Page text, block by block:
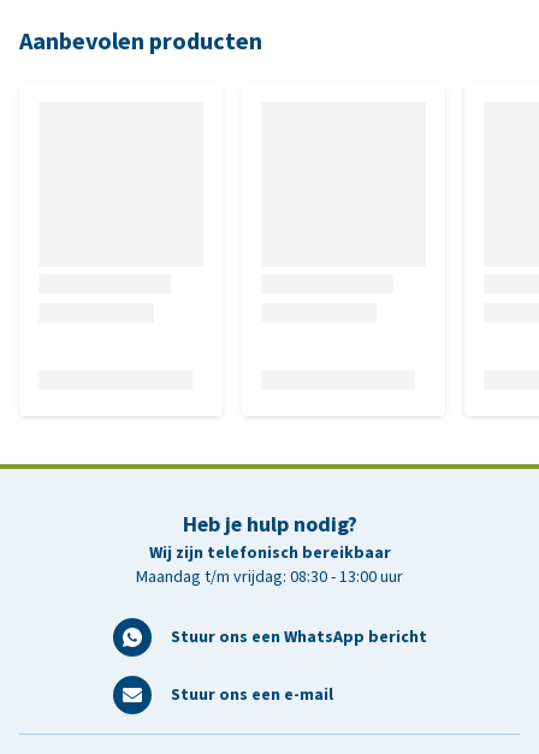
Aanbevolen producten
Heb je hulp nodig?
Wij zijn telefonisch bereikbaar
Maandag t/m vrijdag: 08:30 - 13:00 uur
Stuur ons een WhatsApp bericht
Stuur ons een e-mail